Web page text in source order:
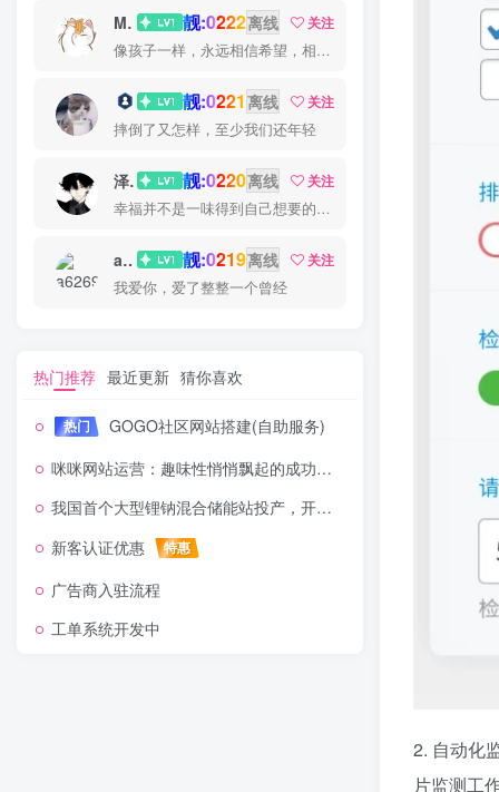
Miss 先生 靓:0222离线
关注
像孩子一样，永远相信希望，相信梦想
猫小白 靓:0221 离线
关注
摔倒了又怎样，至少我们还年轻
泽宇 靓:0220离线
关注
幸福并不是一味得到自己想要的，而是珍爱自己拥有的
a626911 靓:0219离线
关注
我爱你，爱了整整一个曾经
热门推荐 最近更新 猜你喜欢
热门
GOGO社区网站搭建(自助服务)
咪咪网站运营：趣味性悄悄飘起的成功风头
我国首个大型锂钠混合储能站投产，开启储能新时代
新客认证优惠
特惠
广告商入驻流程
工单系统开发中
2. 自动化
片监测工